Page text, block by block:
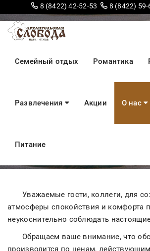
8 (8422) 42-52-53 8 (8422) 59-
Семейный отдых Романтика
Развлечения Акции О нас
Питание
Уважаемые гости, коллеги, для
атмосферы спокойствия и комфорта
неукоснительно соблюдать
Обращаем ваше внимание, что
производится по ценам,